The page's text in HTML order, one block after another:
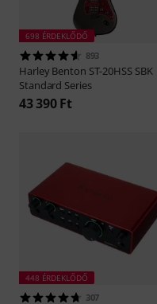
698 ÉRDEKLŐDŐ
893
Harley Benton ST-20HSS SBK
Standard Series
43 390 Ft
448 ÉRDEKLŐDŐ
307